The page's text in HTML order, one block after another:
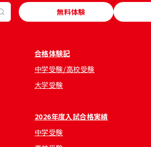
無料体験
合格体験記
中学受験/高校受験
大学受験
2026年度入試合格実績
中学受験